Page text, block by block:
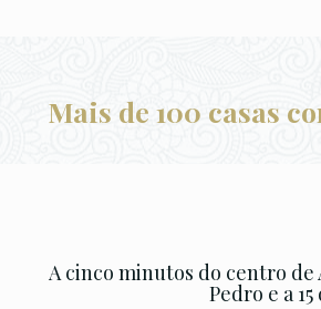
Mais de 100 casas
A cinco minutos do centro de
Pedro e a